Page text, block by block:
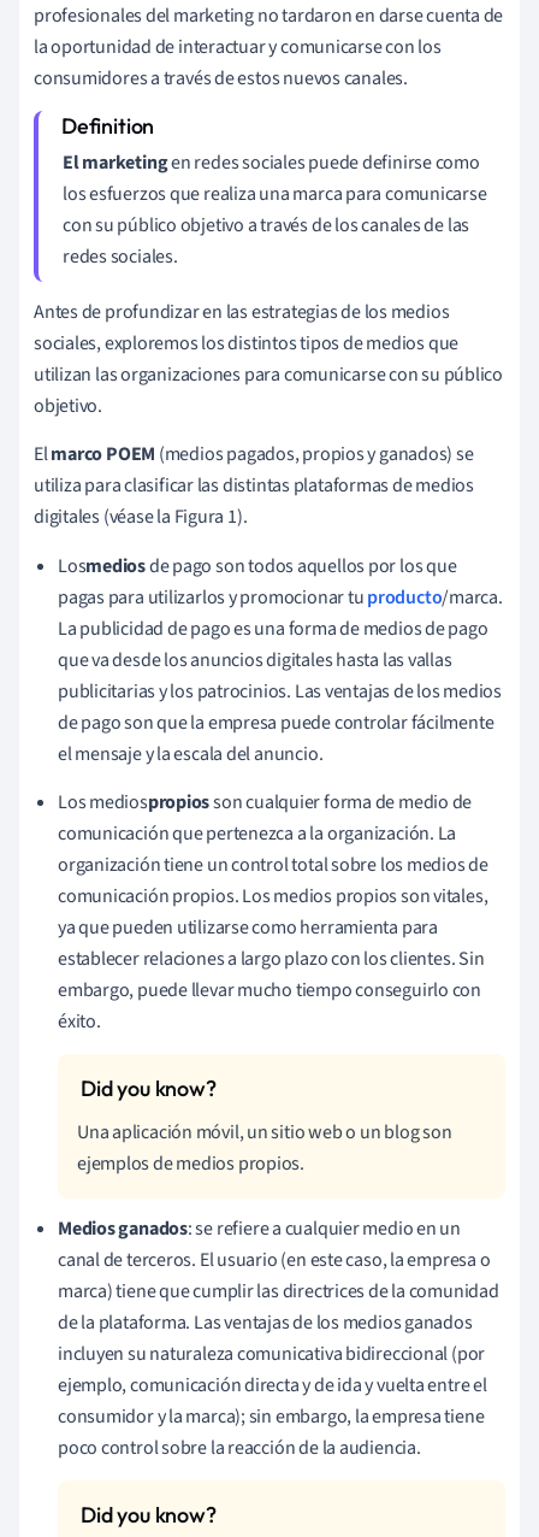
profesionales del marketing no tardaron en darse cuenta de
la oportunidad de interactuar y comunicarse con los
consumidores a través de estos nuevos canales.
El marketingen redes sociales puede definirse como
los esfuerzos que realiza una marca para comunicarse
con su público objetivo a través de los canales de las
redes sociales.
Antes de profundizar en las estrategias de los medios
sociales, exploremos los distintos tipos de medios que
utilizan las organizaciones para comunicarse con su público
objetivo.
ElmarcoPOEM (medios pagados, propios y ganados) se
utiliza para clasificar las distintas plataformas de medios
digitales (véase la Figura 1).
Losmediosde pago son todos aquellos por los que
pagas para utilizarlos y promocionar tuproducto/marca.
La publicidad de pago es una forma de medios de pago
que va desde los anuncios digitales hasta las vallas
publicitarias y los patrocinios. Las ventajas de los medios
de pago son que la empresa puede controlar fácilmente
el mensaje y la escala del anuncio.
Los mediospropiosson cualquier forma de medio de
comunicación que pertenezca a la organización. La
organización tiene un control total sobre los medios de
comunicación propios.Los medios propios son vitales,
ya que pueden utilizarse como herramienta para
establecer relaciones a largo plazo con los clientes. Sin
embargo, puede llevar mucho tiempo conseguirlo con
éxito.
Una aplicación móvil, un sitio web o un blog son
ejemplos de medios propios.
Medios ganados: se refiere a cualquier medio en un
canal de terceros. El usuario (en este caso, la empresa o
marca) tiene que cumplir las directrices de la comunidad
de la plataforma. Lasventajas de los medios ganados
incluyen su naturaleza comunicativa bidireccional (por
ejemplo, comunicación directa y de ida y vuelta entre el
consumidor y la marca); sin embargo, la empresa tiene
poco control sobre la reacción de la audiencia.